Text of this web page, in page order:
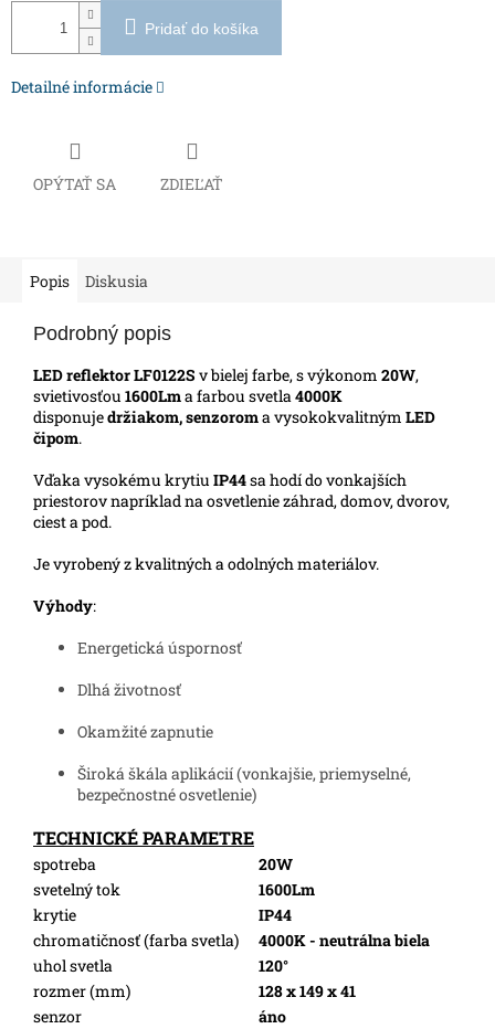
Pridať do košíka
Detailné informácie
OPÝTAŤ SA ZDIEĽAŤ
Popis Diskusia
Podrobný popis
LED reflektor LF0122S v bielej farbe, s výkonom 20W,
svietivosťou 1600Lma farbou svetla4000K
disponujedržiakom, senzoroma vysokokvalitným LED
čipom.
Vďaka vysokému krytiu IP44sa hodí do vonkajších
priestorov napríklad na osvetlenie záhrad, domov, dvorov,
ciest a pod.
Je vyrobený z kvalitných a odolných materiálov.
Výhody:
Energetická úspornosť
Dlhá životnosť
Okamžité zapnutie
Široká škála aplikácií (vonkajšie, priemyselné,
bezpečnostné osvetlenie)
TECHNICKÉ PARAMETRE
spotreba
20W
svetelný tok
1600Lm
krytie
IP44
chromatičnosť (farba svetla)
4000K - neutrálna biela
uhol svetla
120°
rozmer (mm)
128 x 149 x 41
senzor
áno